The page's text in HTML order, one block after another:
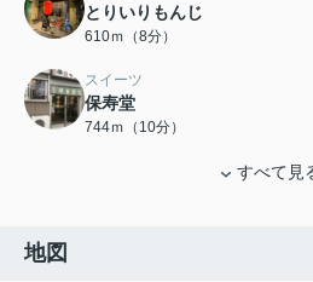
とりいりもんじ
610ｍ（8分）
スイーツ
保寿堂
744ｍ（10分）
すべて見
地図